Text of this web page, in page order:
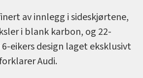
av innlegg i sideskjørtene,
i blank karbon, og 22-
eikers design laget eksklusivt
Audi.